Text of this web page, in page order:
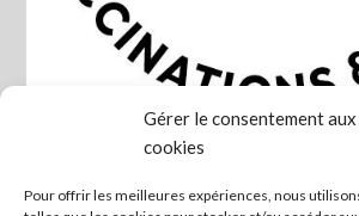
Gérer le consentement aux
cookies
Pour offrir les meilleures expériences, nous